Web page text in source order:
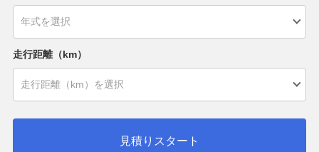
走行距離（km）
見積りスタート